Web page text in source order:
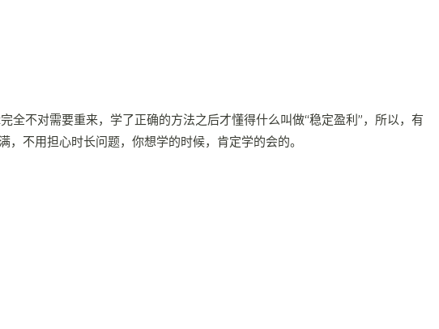
不对需要重来，学了正确的方法之后才懂得什么叫做“稳定盈利”，所以，有
不用担心时长问题，你想学的时候，肯定学的会的。